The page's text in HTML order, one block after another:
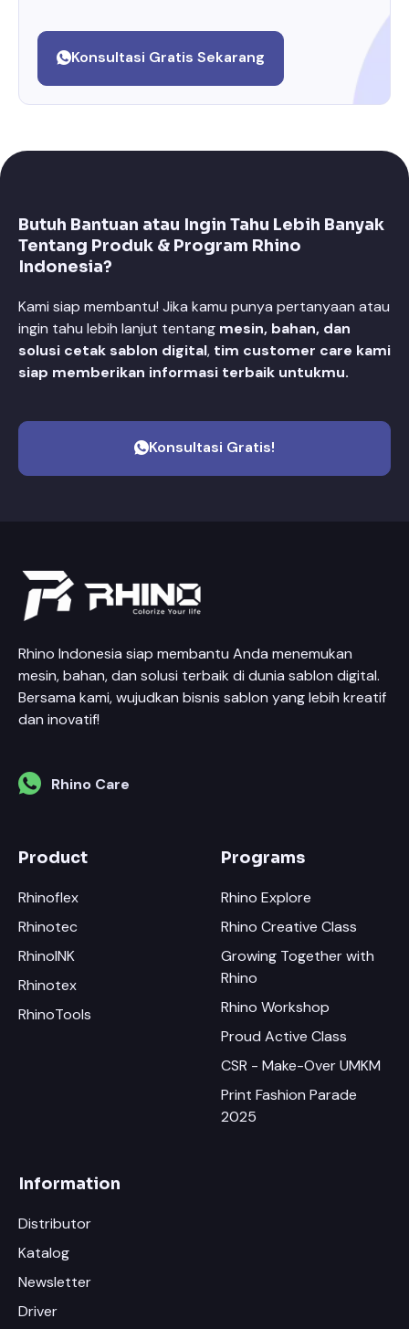
Konsultasi Gratis Sekarang
Butuh Bantuan atau Ingin Tahu Lebih Banyak
Tentang Produk & Program Rhino
Indonesia?
Kami siap membantu! Jika kamu punya pertanyaan atau
ingin tahu lebih lanjut tentang mesin, bahan, dan
solusi cetak sablon digital, tim customer care kami
siap memberikan informasi terbaik untukmu.
Konsultasi Gratis!
Rhino Indonesia siap membantu Anda menemukan
mesin, bahan, dan solusi terbaik di dunia sablon digital.
Bersama kami, wujudkan bisnis sablon yang lebih kreatif
dan inovatif!
Rhino Care
Product
Rhinoflex
Rhinotec
RhinoINK
Rhinotex
RhinoTools
Programs
Rhino Explore
Rhino Creative Class
Growing Together with
Rhino
Rhino Workshop
Proud Active Class
CSR - Make-Over UMKM
Print Fashion Parade
2025
Information
Distributor
Katalog
Newsletter
Driver